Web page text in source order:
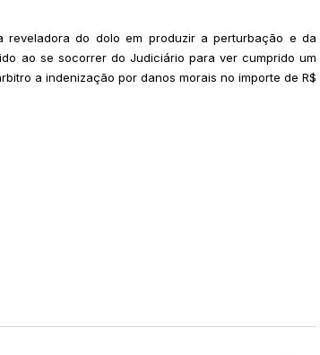
reveladora do dolo em produzir a perturbação e da
ao se socorrer do Judiciário para ver cumprido um
a indenização por danos morais no importe de R$